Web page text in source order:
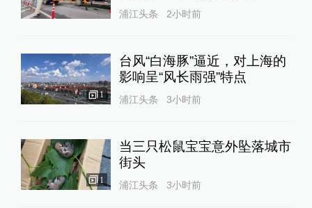
浦江头条 2小时前
1
台风“白海豚”逼近，对上海的
影响呈“风长雨强”特点
浦江头条 3小时前
1
当三只松鼠宝宝意外坠落城市
街头
浦江头条 3小时前